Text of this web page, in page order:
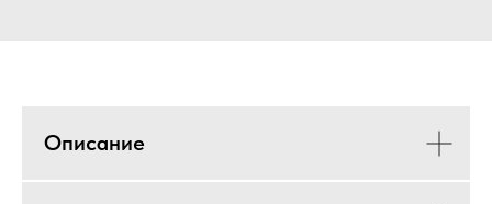
Описание